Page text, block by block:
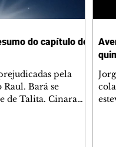
do capítulo de
pela
Bará se
de Talita. Cinara